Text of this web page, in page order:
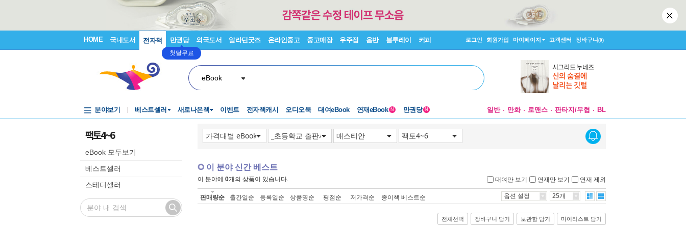
HOME 국내도서 전자책 만권당
첫달무료
외국도서 알라딘굿즈 온라인중고 중고매장 우주점 음반 블루레이 커피 로그인 회원가입 마이페이지 고객센터 장바구니(0)
eBook
분야보기 베스트셀러 새로나온책 이벤트 전자책캐시 오디오북 대여eBook 연재eBook N 만권당 N 일반 만화 로맨스 판타지/무협 BL
팩토4~6
eBook 모두보기
베스트셀러
스테디셀러
이 분야 신간 베스트
이 분야에 0개의 상품이 있습니다. 대여만 보기 연재만 보기 연재 제외
판매량순 출간일순 등록일순 상품명순 평점순 저가격순 종이책 베스트순 옵션 설정 25개
전체선택 장바구니 담기 보관함 담기 마이리스트 담기